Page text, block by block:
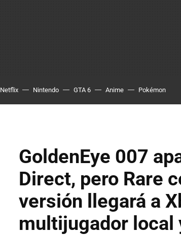
Netflix Nintendo GTA 6 Anime Pokémon
GoldenEye 007
Direct, pero Rare
versión llegará a
multijugador local